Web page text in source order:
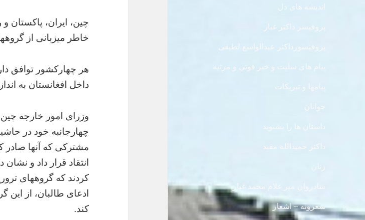
اندیشه های دل
پروفیسر داکتر غبار
پروفیسورداکتر عبدالواسع لطیفی
پیام های سلیت و خبر فوتی و مرثیه
پیامها و تبریکات
جوانان
داستان ها را بشنوید
داکتر حمیدالله مفید
زنان
شادروان میر غلام محمد غبار
شعرونه – اشعار
چین، ایران، پاکستان
خاطر میزبانی از
هر چهارکشور توافق
داخل افغانستان به
وزرای امور خارجه
چهارجانبه خود در
مشترکی که آنها
انتقاد قرار داد و
کردند که گروههای
ادعای طالبان، از این
کند.